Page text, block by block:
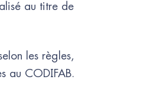
au titre de
les règles,
au CODIFAB.